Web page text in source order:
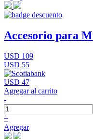
Accesorio para
USD 109
USD 55
USD 47
Agregar al carrito
-
+
Agregar